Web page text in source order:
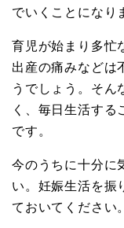
でいくことになり
育児が始まり多忙
出産の痛みなどは
うでしょう。そん
く、毎日生活す
です。
今のうちに十分に
い。妊娠生活を振
ておいてください。